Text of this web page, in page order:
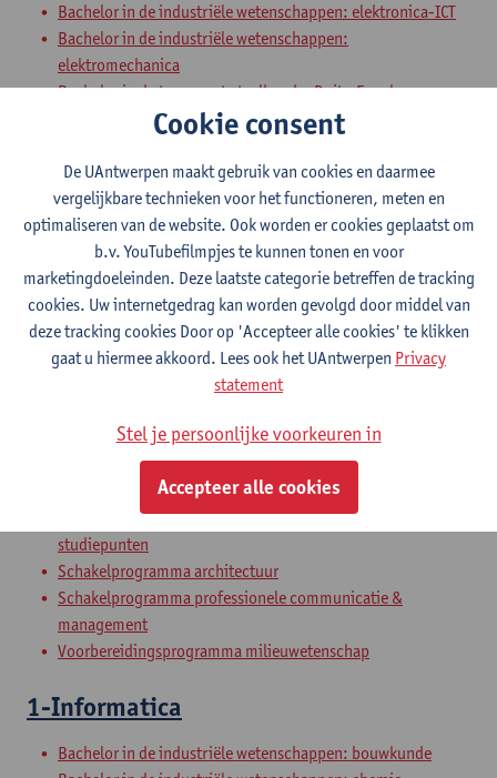
Bachelor in de industriële wetenschappen: elektronica-ICT
Bachelor in de industriële wetenschappen:
elektromechanica
Bachelor in de toegepaste taalkunde: Duits-Engels
Bachelor in de toegepaste taalkunde: Duits-Frans
Bachelor in de toegepaste taalkunde: Duits-Italiaans
Bachelor in de toegepaste taalkunde: Duits-Spaans
Bachelor in de toegepaste taalkunde: Engels-Frans
Bachelor in de toegepaste taalkunde: Engels-Chinees
Bachelor in de toegepaste taalkunde: Engels-Italiaans
Bachelor in de toegepaste taalkunde: Engels-Spaans
Bachelor in de toegepaste taalkunde: Frans-Chinees
Bachelor in de toegepaste taalkunde: Frans-Italiaans
Bachelor in de toegepaste taalkunde: Frans-Spaans
Bachelor handelsingenieur in de beleidsinformatica
Bachelor in de toegepaste economische wetenschappen
Schakelprogramma milieuwetenschap
Schakelprogramma veiligheidswetenschappen - 60
studiepunten
Schakelprogramma architectuur
Schakelprogramma professionele communicatie &
management
Voorbereidingsprogramma milieuwetenschap
1-Informatica
Bachelor in de industriële wetenschappen: bouwkunde
Cookie consent
De UAntwerpen maakt gebruik van cookies en daarmee
vergelijkbare technieken voor het functioneren, meten en
optimaliseren van de website. Ook worden er cookies geplaatst om
b.v. YouTubefilmpjes te kunnen tonen en voor
marketingdoeleinden. Deze laatste categorie betreffen de tracking
cookies. Uw internetgedrag kan worden gevolgd door middel van
deze tracking cookies Door op 'Accepteer alle cookies' te klikken
gaat u hiermee akkoord. Lees ook het UAntwerpen Privacy
statement
Stel je persoonlijke voorkeuren in
Accepteer alle cookies